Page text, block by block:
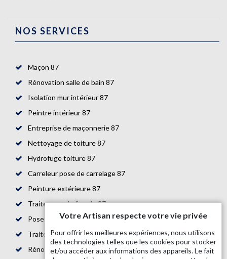
NOS SERVICES
Maçon 87
Rénovation salle de bain 87
Isolation mur intérieur 87
Peintre intérieur 87
Entreprise de maçonnerie 87
Nettoyage de toiture 87
Hydrofuge toiture 87
Carreleur pose de carrelage 87
Peinture extérieure 87
Traitement de façade 87
Pose de parquet 87
Traitement de toiture 87
Rénovation de maison 87
Votre Artisan respecte votre vie privée
Pour offrir les meilleures expériences, nous utilisons
des technologies telles que les cookies pour stocker
et/ou accéder aux informations des appareils. Le fait